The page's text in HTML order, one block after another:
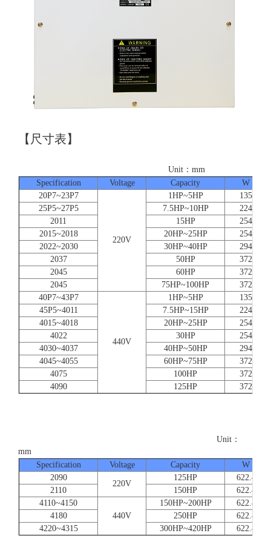
【尺寸表】
Unit：mm
Specification
Voltage Capacity
W
20P7~23P7
220V
1HP~5HP
135
25P5~27P5
7.5HP~10HP
224
2011
15HP
254
2015~2018
20HP~25HP
254
2022~2030
30HP~40HP
294
2037
50HP
372
2045
60HP
372
2045
75HP~100HP
372
40P7~43P7
440V
1HP~5HP
135
45P5~4011
7.5HP~15HP
224
4015~4018
20HP~25HP
254
4022
30HP
254
4030~4037
40HP~50HP
294
4045~4055
60HP~75HP
372
4075
100HP
372
4090
125HP 372
Unit：
mm
Specification
Voltage Capacity
W
2090
220V
125HP
622.4
2110
150HP
622.4
4110~4150
440V
150HP~200HP
622.4
4180
250HP
622.4
4220~4315
300HP~420HP 622.4